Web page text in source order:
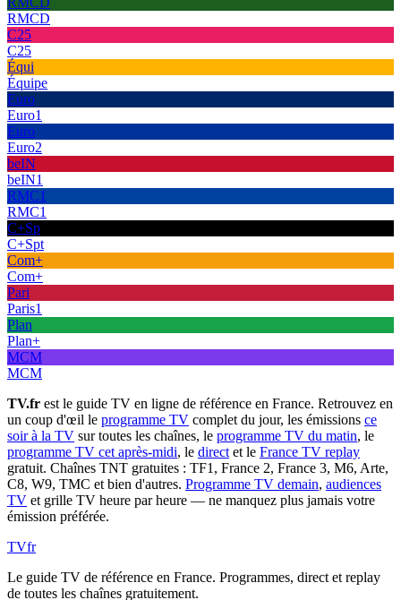
RMCD
C25
C25
Équi
Équipe
Euro
Euro1
Euro
Euro2
beIN
beIN1
RMC1
RMC1
C+Sp
C+Spt
Com+
Com+
Pari
Paris1
Plan
Plan+
MCM
MCM
TV.fr est le guide TV en ligne de référence en France. Retrouvez en
un coup d'œil le programme TV complet du jour, les émissions ce
soir à la TV sur toutes les chaînes, le programme TV du matin, le
programme TV cet après-midi, le direct et le France TV replay
gratuit. Chaînes TNT gratuites : TF1, France 2, France 3, M6, Arte,
C8, W9, TMC et bien d'autres. Programme TV demain, audiences
TV et grille TV heure par heure — ne manquez plus jamais votre
émission préférée.
TVfr
Le guide TV de référence en France. Programmes, direct et replay
de toutes les chaînes gratuitement.